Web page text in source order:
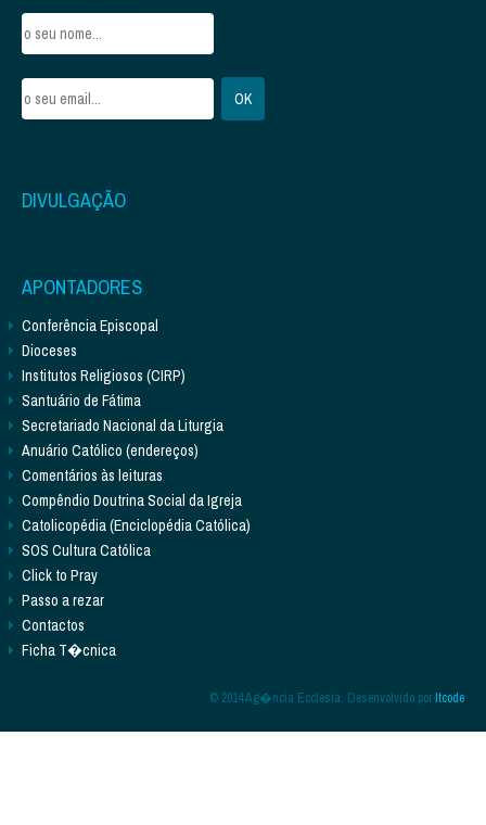
DIVULGAÇÃO
APONTADORES
Conferência Episcopal
Dioceses
Institutos Religiosos (CIRP)
Santuário de Fátima
Secretariado Nacional da Liturgia
Anuário Católico (endereços)
Comentários às leituras
Compêndio Doutrina Social da Igreja
Catolicopédia (Enciclopédia Católica)
SOS Cultura Católica
Click to Pray
Passo a rezar
Contactos
Ficha T�cnica
© 2014 Ag�ncia Ecclesia. Desenvolvido porItcode